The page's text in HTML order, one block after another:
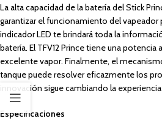
La alta capacidad de la batería del Stick
garantizar el funcionamiento del vapeador
indicador LED te brindará toda la
batería. El TFV12 Prince tiene una potencia
excelente vapor. Finalmente, el
tanque puede resolver eficazmente los
innovación sigue cambiando la
Especificaciones